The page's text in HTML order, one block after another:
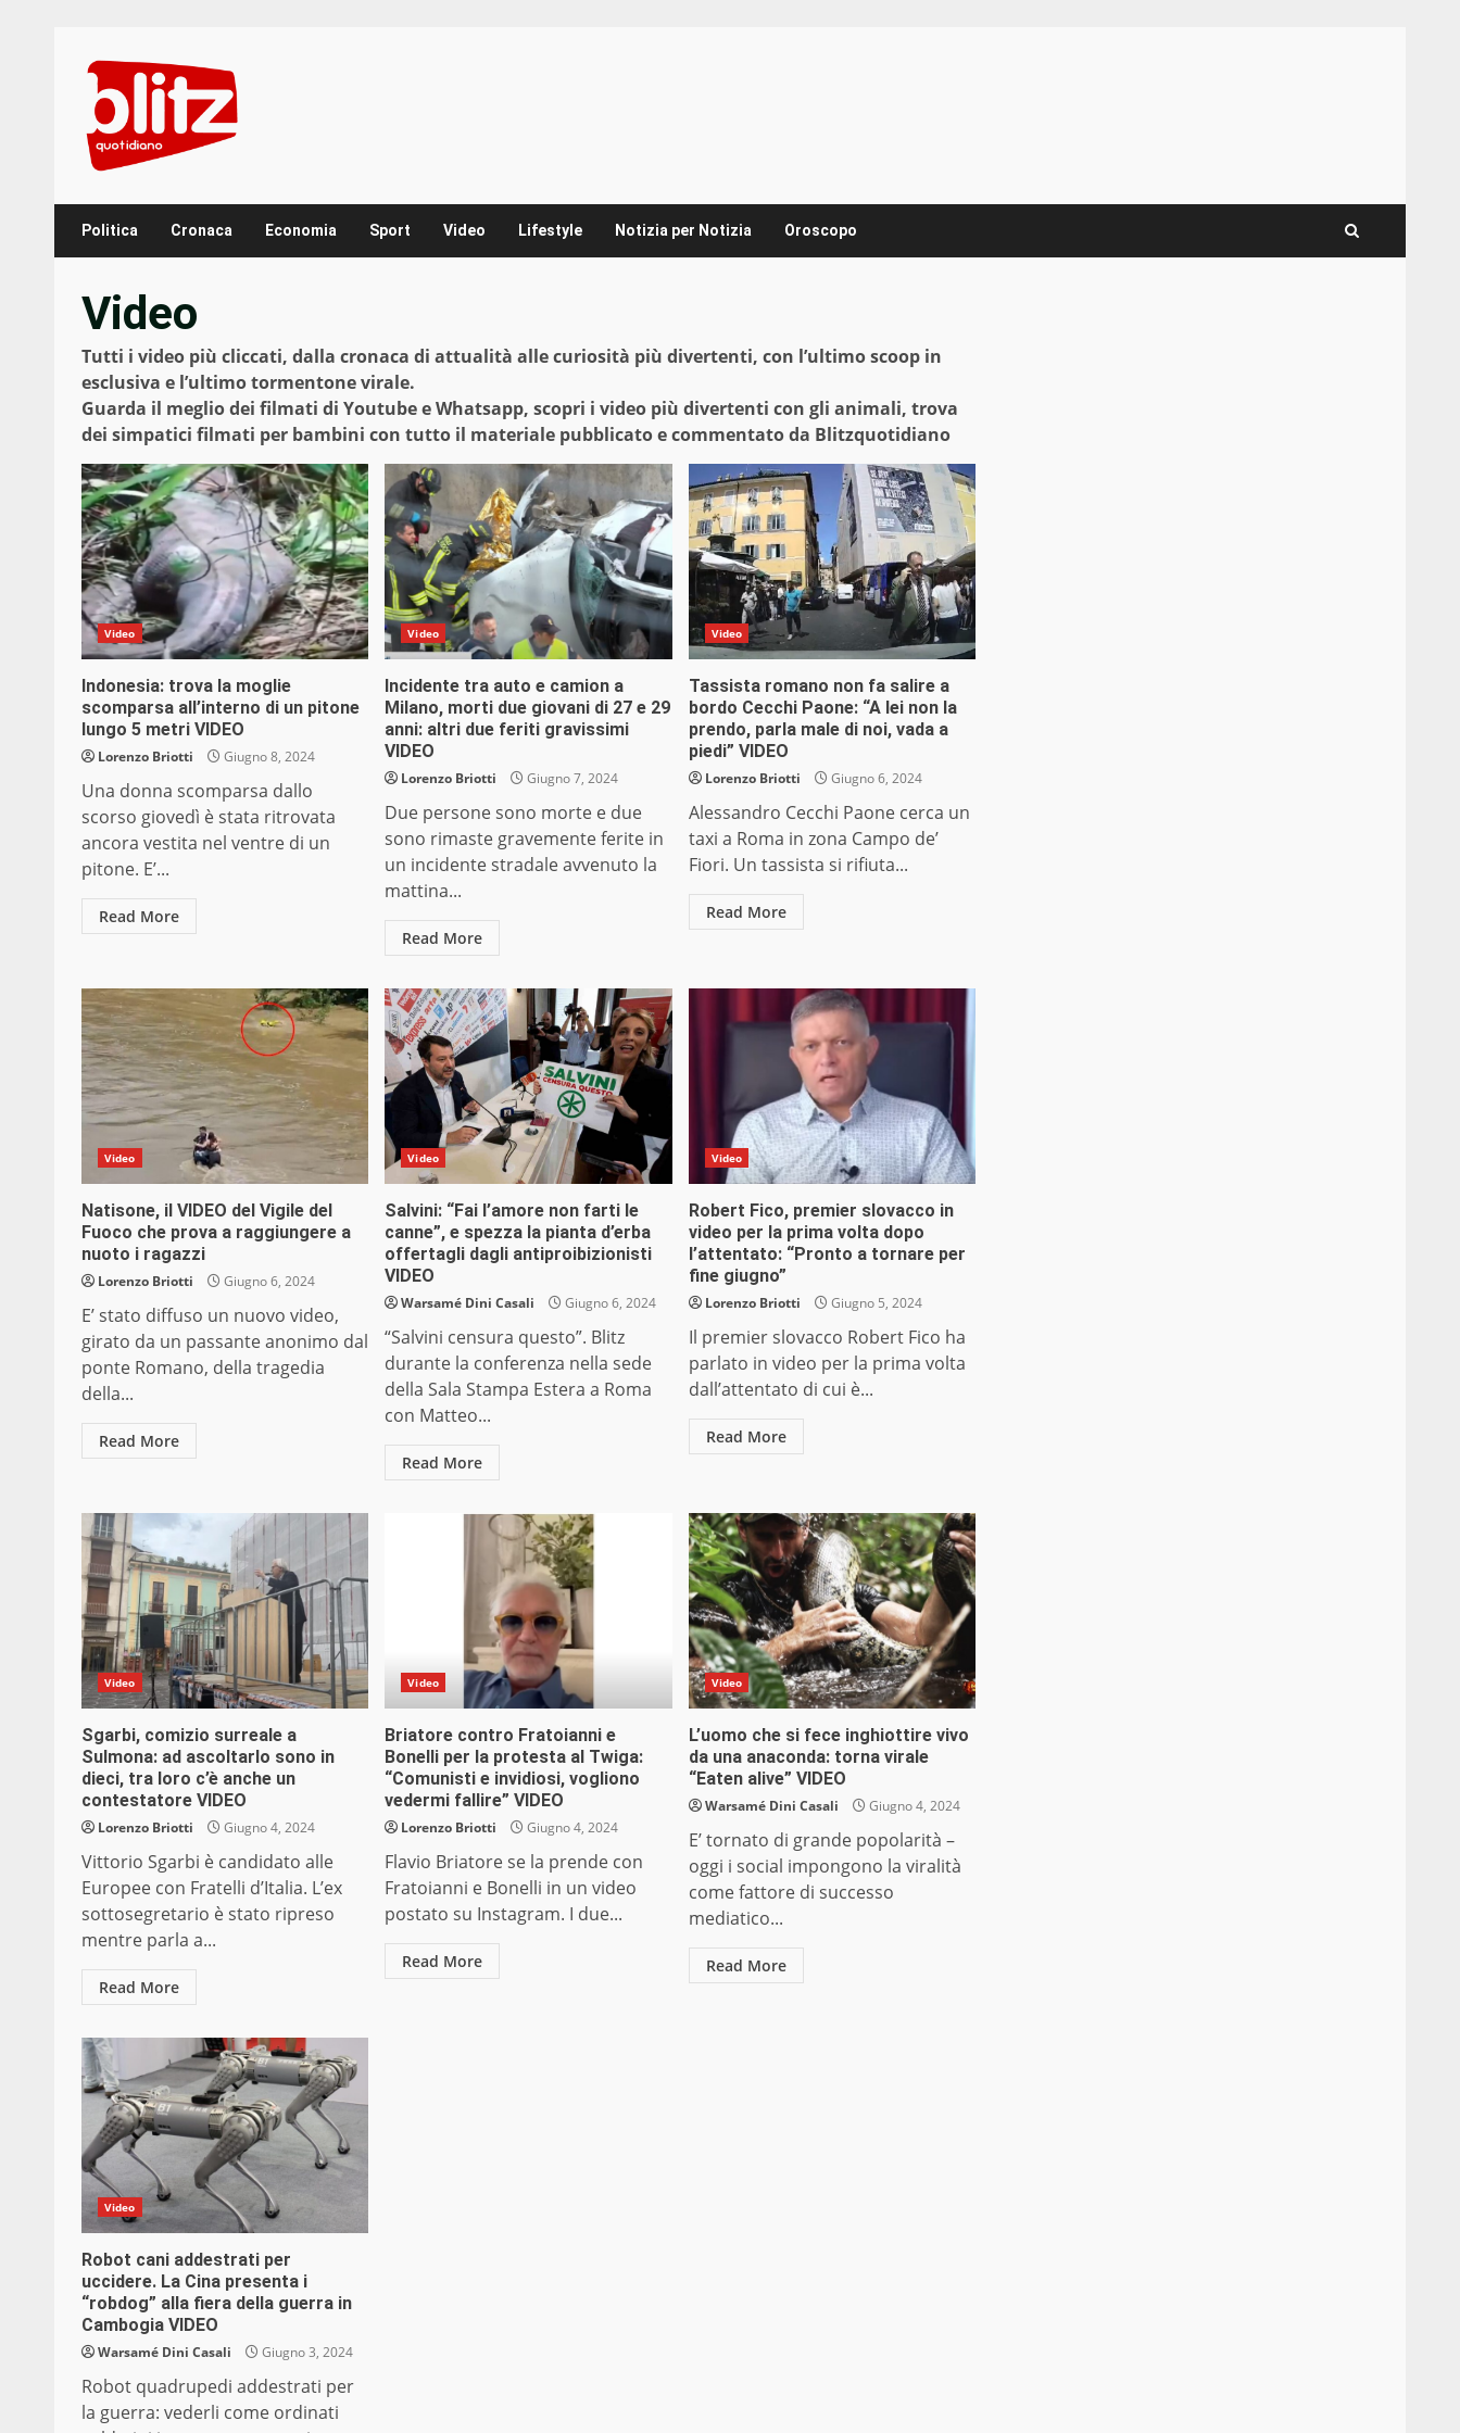
content
Politica Cronaca Economia Sport Video Lifestyle Notizia per Notizia Oroscopo
Video
Tutti i video più cliccati, dalla cronaca di attualità alle curiosità più divertenti, con l’ultimo scoop in
esclusiva e l’ultimo tormentone virale.
Guarda il meglio dei filmati di Youtube e Whatsapp, scopri i video più divertenti con gli animali, trova
dei simpatici filmati per bambini con tutto il materiale pubblicato e commentato da Blitzquotidiano
Video
Indonesia: trova la moglie
scomparsa all’interno di un pitone
lungo 5 metri VIDEO
Lorenzo Briotti Giugno 8, 2024
Una donna scomparsa dallo
scorso giovedì è stata ritrovata
ancora vestita nel ventre di un
pitone. E’...
Read More
Video
Incidente tra auto e camion a
Milano, morti due giovani di 27 e 29
anni: altri due feriti gravissimi
VIDEO
Lorenzo Briotti Giugno 7, 2024
Due persone sono morte e due
sono rimaste gravemente ferite in
un incidente stradale avvenuto la
mattina...
Read More
Video
Tassista romano non fa salire a
bordo Cecchi Paone: “A lei non la
prendo, parla male di noi, vada a
piedi” VIDEO
Lorenzo Briotti Giugno 6, 2024
Alessandro Cecchi Paone cerca un
taxi a Roma in zona Campo de’
Fiori. Un tassista si rifiuta...
Read More
Video
Natisone, il VIDEO del Vigile del
Fuoco che prova a raggiungere a
nuoto i ragazzi
Lorenzo Briotti Giugno 6, 2024
E’ stato diffuso un nuovo video,
girato da un passante anonimo dal
ponte Romano, della tragedia
della...
Read More
Video
Salvini: “Fai l’amore non farti le
canne”, e spezza la pianta d’erba
offertagli dagli antiproibizionisti
VIDEO
Warsamé Dini Casali Giugno 6, 2024
“Salvini censura questo”. Blitz
durante la conferenza nella sede
della Sala Stampa Estera a Roma
con Matteo...
Read More
Video
Robert Fico, premier slovacco in
video per la prima volta dopo
l’attentato: “Pronto a tornare per
fine giugno”
Lorenzo Briotti Giugno 5, 2024
Il premier slovacco Robert Fico ha
parlato in video per la prima volta
dall’attentato di cui è...
Read More
Video
Sgarbi, comizio surreale a
Sulmona: ad ascoltarlo sono in
dieci, tra loro c’è anche un
contestatore VIDEO
Lorenzo Briotti Giugno 4, 2024
Vittorio Sgarbi è candidato alle
Europee con Fratelli d’Italia. L’ex
sottosegretario è stato ripreso
mentre parla a...
Read More
Video
Briatore contro Fratoianni e
Bonelli per la protesta al Twiga:
“Comunisti e invidiosi, vogliono
vedermi fallire” VIDEO
Lorenzo Briotti Giugno 4, 2024
Flavio Briatore se la prende con
Fratoianni e Bonelli in un video
postato su Instagram. I due...
Read More
Video
L’uomo che si fece inghiottire vivo
da una anaconda: torna virale
“Eaten alive” VIDEO
Warsamé Dini Casali Giugno 4, 2024
E’ tornato di grande popolarità –
oggi i social impongono la viralità
come fattore di successo
mediatico...
Read More
Video
Robot cani addestrati per
uccidere. La Cina presenta i
“robdog” alla fiera della guerra in
Cambogia VIDEO
Warsamé Dini Casali Giugno 3, 2024
Robot quadrupedi addestrati per
la guerra: vederli come ordinati